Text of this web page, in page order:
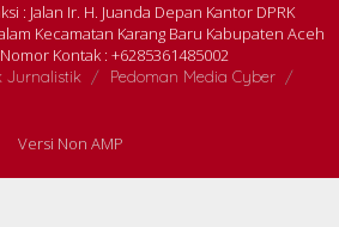
: Jalan Ir. H. Juanda Depan Kantor DPRK
Kecamatan Karang Baru Kabupaten Aceh
Kontak : +6285361485002
Jurnalistik
Pedoman Media Cyber
Versi Non AMP